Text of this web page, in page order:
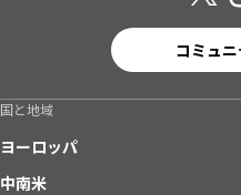
コミュ
国と地域
ヨーロッパ
中南米